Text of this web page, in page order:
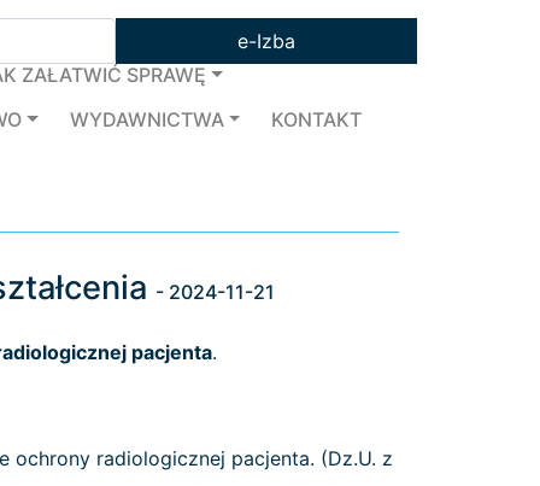
e-Izba
ZAŁATWIĆ SPRAWĘ
WYDAWNICTWA KONTAKT
- 2024-11-21
pacjenta.
ochrony radiologicznej pacjenta. (Dz.U. z